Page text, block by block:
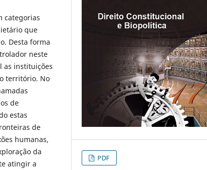
categorias
que
Desta forma
neste
as instituições
território. No
de
estas
de
humanas,
da
atingir a
PDF